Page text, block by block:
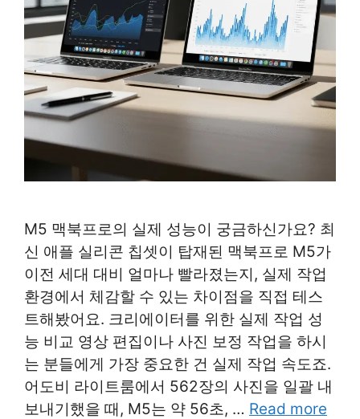
M5 맥북프로의 실제 성능이 궁금하신가요? 최
신 애플 실리콘 칩셋이 탑재된 맥북프로 M5가
이전 세대 대비 얼마나 빨라졌는지, 실제 작업
환경에서 체감할 수 있는 차이점을 직접 테스
트해봤어요. 크리에이터를 위한 실제 작업 성
능 비교 영상 편집이나 사진 보정 작업을 하시
는 분들에게 가장 중요한 건 실제 작업 속도죠.
어도비 라이트룸에서 562장의 사진을 일괄 내
보내기했을 때, M5는 약 56초, … Read more